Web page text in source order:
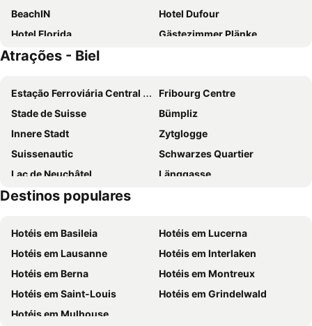
BeachIN
Hotel Dufour
Hotel Florida
Gästezimmer Plänke
Metropol
Hotel Velodrome
Buffet De La Gare Courtelary
Hotel Ochsen Rapperswil
Hotel Jean-Jacques Rousseau
Hôtel Oasis
Hôtel de la Croix-Blanche
N's Hotel - Self-Check-in Hotel
Hôtel La Fontaine
Auberge de la Couronne
Atrações - Biel
Estação Ferroviária Central de Berna
Fribourg Centre
Stade de Suisse
Bümpliz
Innere Stadt
Zytglogge
Suissenautic
Schwarzes Quartier
Lac de Neuchâtel
Länggasse
Monbijou
Tilleul de Morat
Le vieux Bienne
Lac de Bienne
Sankt Petersinsel
Flughafen Grenchen
Papiliorama
Zoo Rothaus
Prehistoric pile dwellings around the Alps
Westside
Destinos populares
Hotéis em Basileia
Hotéis em Lucerna
Hotéis em Lausanne
Hotéis em Interlaken
Hotéis em Berna
Hotéis em Montreux
Hotéis em Saint-Louis
Hotéis em Grindelwald
Hotéis em Mulhouse